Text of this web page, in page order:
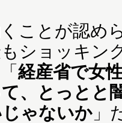
ことが認め
ショッキン
経産省で女
、とっとと
ゃないか 」